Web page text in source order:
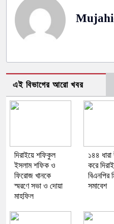
এই বিভাগের আরো খবর
দিরাইয়ে শফিকুল
ইসলাম শফিক ও
ফিরোজ খানকে
স্মরণে সভা ও দোয়া
মাহফিল
১৪৪ ধারা
করে
বিএনপির
সমাবেশ